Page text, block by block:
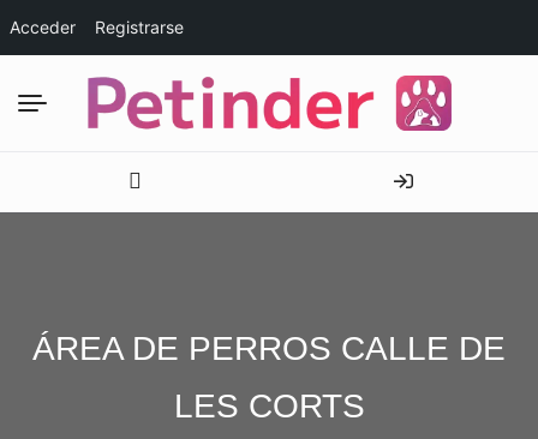
Acceder Registrarse
ÁREA DE PERROS CALLE DE
LES CORTS